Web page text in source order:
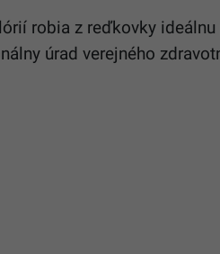
robia z reďkovky
úrad verejného